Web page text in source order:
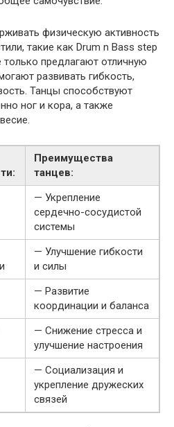
физическую активность
такие как Drum n Bass step
только предлагают отличную
развивать гибкость,
Танцы способствуют
ног и кора, а также
Преимущества
танцев:
— Укрепление
сердечно-сосудистой
системы
— Улучшение гибкости
и силы
— Развитие
координации и баланса
— Снижение стресса и
улучшение настроения
— Социализация и
укрепление дружеских
связей